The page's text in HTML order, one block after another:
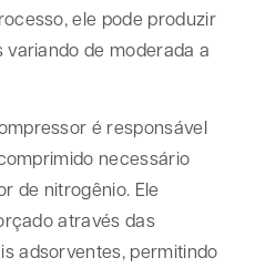
ele pode produzir
de moderada a
é responsável
necessário
de nitrogênio. Ele
através das
adsorventes, permitindo